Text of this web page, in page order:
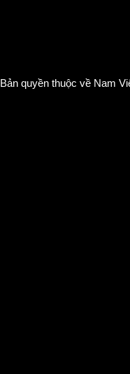
Bản quyền thuộc về Nam